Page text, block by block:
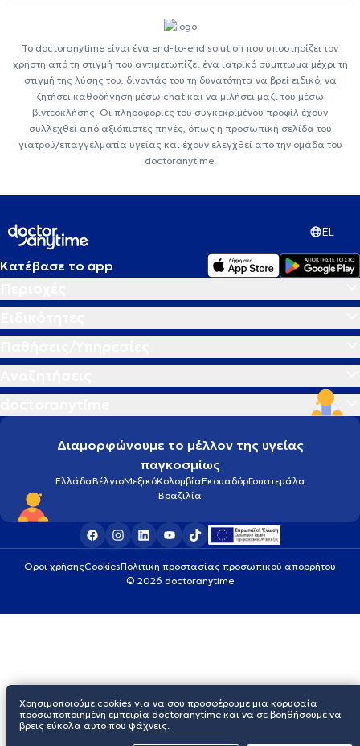
Το doctoranytime είναι ένα end-to-end solution που υποστηρίζει τον
χρήστη από τη στιγμή που αντιμετωπίζει ένα ιατρικό σύμπτωμα μέχρι τη
στιγμή της λύσης του, δίνοντάς του τη δυνατότητα να βρεί ειδικό, να
ζητήσει καθοδήγηση μέσω chat και να μιλήσει μαζί του μέσω
βιντεοκλήσης. Οι πληροφορίες του συγκεκριμένου προφίλ έχουν
συλλεχθεί από αξιόπιστες πηγές, όπως η προσωπική σελίδα του
γιατρού/επαγγελματία υγείας και έχουν ελεγχθεί από την ομάδα του
doctoranytime.
EL
Κατέβασε το app
Διαμορφώνουμε το μέλλον της υγείας
παγκοσμίως
ΕλλάδαΒέλγιοΜεξικόΚολομβίαΕκουαδόρΓουατεμάλα
Βραζιλία
Οροι χρήσηςCookiesΠολιτική προστασίας προσωπικού απορρήτου
© 2026 doctoranytime
Χρησιμοποιούμε cookies για να σου προσφέρουμε μια κορυφαία
προσωποποιημένη εμπειρία doctoranytime και να σε βοηθήσουμε να
βρεις εύκολα αυτό που ψάχνεις.